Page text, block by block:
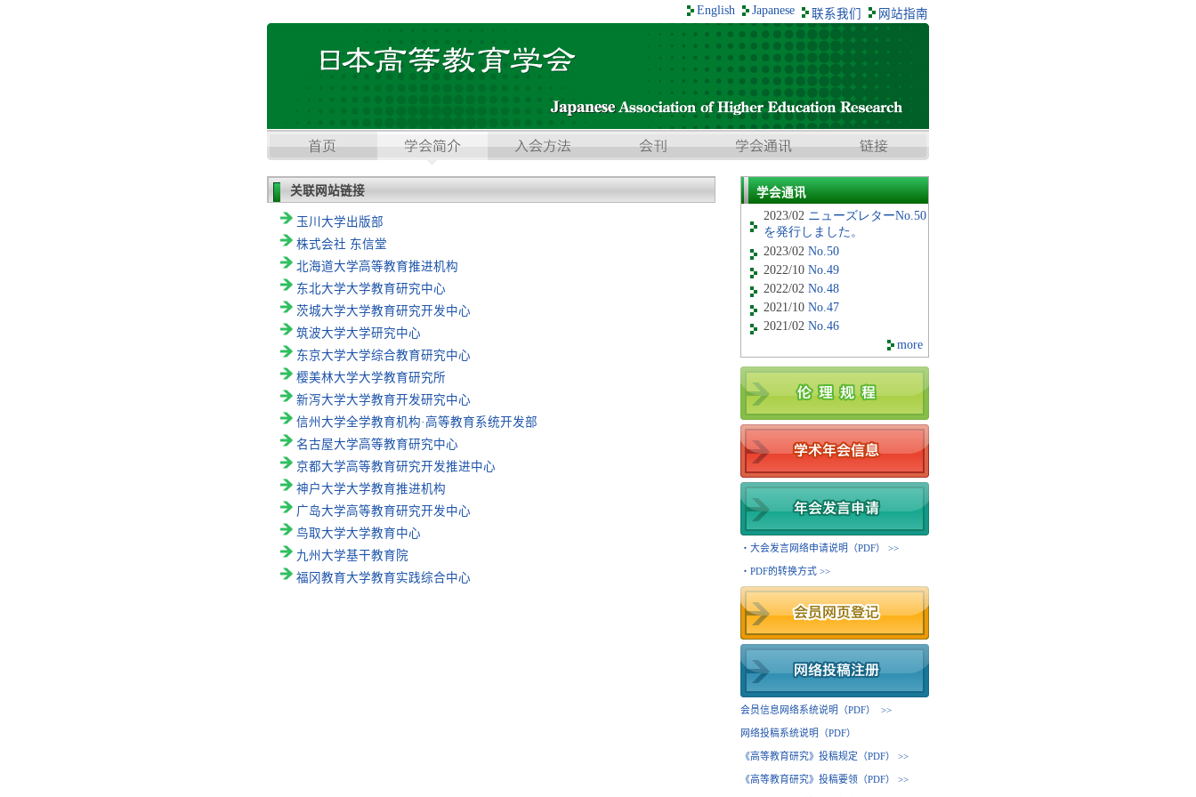
网站指南
联系我们
Japanese
English
关联网站链接
玉川大学出版部
株式会社 东信堂
北海道大学高等教育推进机构
东北大学大学教育研究中心
茨城大学大学教育研究开发中心
筑波大学大学研究中心
东京大学大学综合教育研究中心
樱美林大学大学教育研究所
新泻大学大学教育开发研究中心
信州大学全学教育机构·高等教育系统开发部
名古屋大学高等教育研究中心
京都大学高等教育研究开发推进中心
神户大学大学教育推进机构
广岛大学高等教育研究开发中心
鸟取大学大学教育中心
九州大学基干教育院
福冈教育大学教育实践综合中心
学会通讯
2023/02 ニューズレターNo.50
を発行しました。
2023/02 No.50
2022/10 No.49
2022/02 No.48
2021/10 No.47
2021/02 No.46
more
・大会发言网络申请说明（PDF） >>
・PDF的转换方式 >>
会员信息网络系统说明（PDF） >>
网络投稿系统说明（PDF）
《高等教育研究》投稿规定（PDF） >>
《高等教育研究》投稿要领（PDF） >>